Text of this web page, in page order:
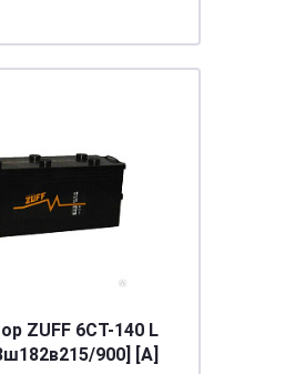
ZUFF 6СТ-140 L
900] [A]